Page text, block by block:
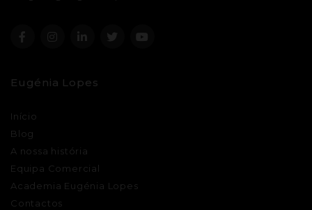
Eugénia Lopes
Início
Blog
A nossa história
Equipa Comercial
Academia Eugénia Lopes
Contactos